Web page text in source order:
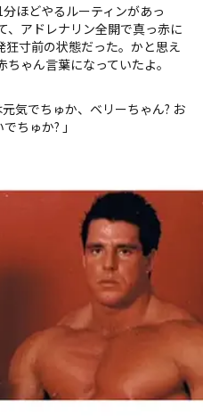
ほどやるルーティンがあっ
、アドレナリン全開で真っ赤に
狂寸前の状態だった。かと思え
ゃん言葉になっていたよ。
気でちゅか、ベリーちゃん? お
ちゅか? 」